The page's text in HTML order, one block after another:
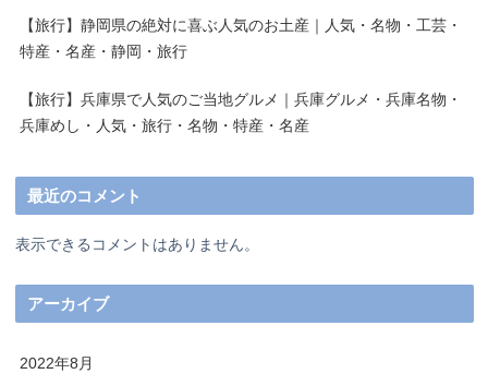
【旅行】静岡県の絶対に喜ぶ人気のお土産｜人気・名物・工芸・
特産・名産・静岡・旅行
【旅行】兵庫県で人気のご当地グルメ｜兵庫グルメ・兵庫名物・
兵庫めし・人気・旅行・名物・特産・名産
最近のコメント
表示できるコメントはありません。
アーカイブ
2022年8月